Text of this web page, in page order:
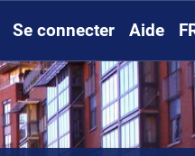
Se connecter Aide